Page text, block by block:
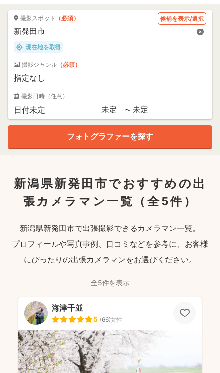
撮影スポット （必須） 候補を表示/選択
現在地を取得
撮影ジャンル （必須）
撮影日時 （任意）
新潟県新発田市でおすすめの出
張カメラマン一覧
（全5件）
新潟県新発田市で出張撮影できるカメラマン一覧。
プロフィールや写真事例、口コミなどを参考に、お客様
にぴったりの出張カメラマンをお選びください。
全5件を表示
海津千並
5 (66)女性